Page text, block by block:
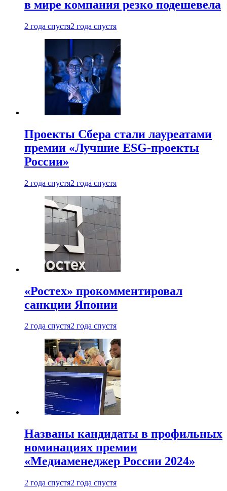
в мире компания резко подешевела
2 года спустя2 года спустя
Проекты Сбера стали лауреатами
премии «Лучшие ESG-проекты
России»
2 года спустя2 года спустя
«Ростех» прокомментировал
санкции Японии
2 года спустя2 года спустя
Названы кандидаты в профильных
номинациях премии
«Медиаменеджер России 2024»
2 года спустя2 года спустя